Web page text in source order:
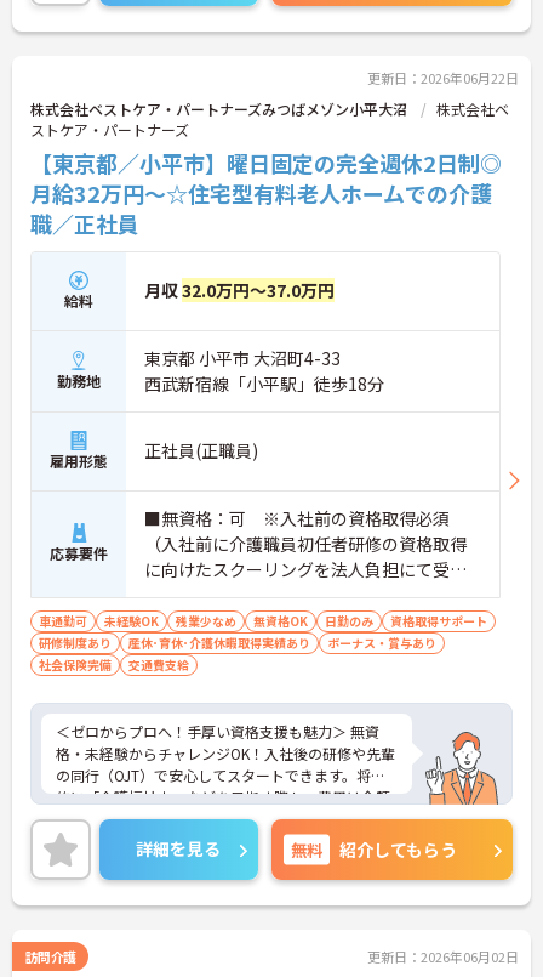
更新日：2026年06月22日
株式会社ベストケア・パートナーズみつばメゾン小平大沼
株式会社ベ
ストケア・パートナーズ
【東京都／小平市】曜日固定の完全週休2日制◎
月給32万円～☆住宅型有料老人ホームでの介護
職／正社員
給料 月収32.0万円～37.0万円
勤務地
東京都 小平市 大沼町4-33
西武新宿線「小平駅」徒歩18分
雇用形態 正社員(正職員)
応募要件
■無資格：可 ※入社前の資格取得必須
（入社前に介護職員初任者研修の資格取得
に向けたスクーリングを法人負担にて受講
していただきます。） ■実務経験：不問
車通勤可 未経験OK 残業少なめ 無資格OK 日勤のみ
資格取得サポート
研修制度あり
産休･育休･介護休暇取得実績あり
ボーナス・賞与あり
社会保険完備
交通費支給
＜ゼロからプロへ！手厚い資格支援も魅力＞ 無資
格・未経験からチャレンジOK！入社後の研修や先輩
の同行（OJT）で安心してスタートできます。将来
的に「介護福祉士」などを目指す際も、費用は全額
会社負担。一人ひとりの「学びたい」を全力で応援
します！
＜高収入＆選べる休みで充実＞ 月給32万円（夜勤あ
り）の厚待遇に加え、基本的に定時退社OK♪休日は
曜日固定の「完全週休2日制」で予定が立てやす
り稼いでしっかり休む、メリハリある働き方が可能
です。
詳細を見る 無料 紹介してもらう
訪問介護 更新日：2026年06月02日